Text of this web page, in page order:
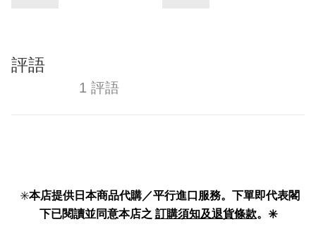
評語
1 評語
✳️本店提供日本商品代購／平行進口服務。下單即代表閣
下已閱讀並同意本店之 訂購須知及退貨條款。✳️